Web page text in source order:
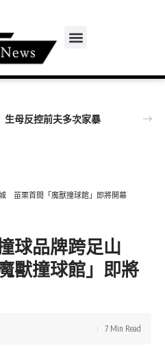
母反控前夫多次家暴
苗栗首間「魔獸撞球館」即將開幕
球品牌跨足山
獸撞球館」即將
7 Min Read